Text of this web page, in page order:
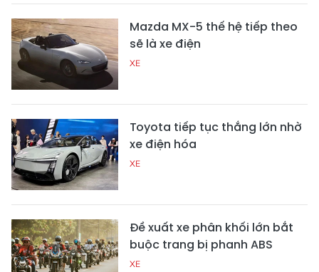
Mazda MX-5 thế hệ tiếp theo
sẽ là xe điện
XE
Toyota tiếp tục thắng lớn nhờ
xe điện hóa
XE
Đề xuất xe phân khối lớn bắt
buộc trang bị phanh ABS
XE